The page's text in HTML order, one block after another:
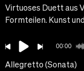
Virtuoses Duett aus
Formteilen. Kunst
00:00
Allegretto (Sonata)